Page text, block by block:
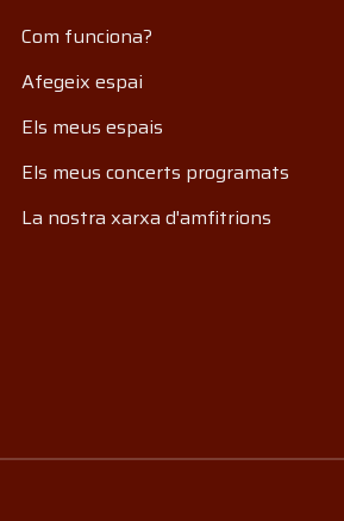
Com funciona?
Afegeix espai
Els meus espais
Els meus concerts programats
La nostra xarxa d'amfitrions